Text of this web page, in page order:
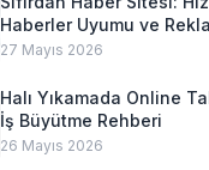
Haberler Uyumu ve
27 Mayıs 2026
Halı Yıkamada Online
İş Büyütme Rehberi
26 Mayıs 2026